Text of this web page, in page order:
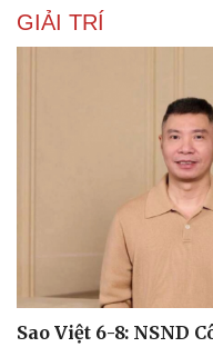
GIẢI TRÍ
Sao Việt 6-8: NSND